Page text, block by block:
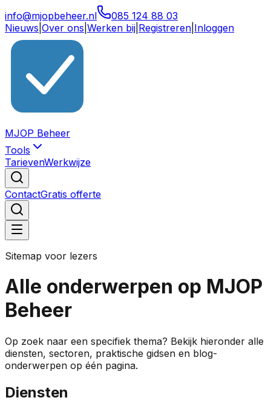
info@mjopbeheer.nl
085 124 88 03
Nieuws Over ons Werken bij Registreren Inloggen
MJOP Beheer
Tools
TarievenWerkwijze
ContactGratis offerte
Sitemap voor lezers
Alle onderwerpen op MJOP
Beheer
Op zoek naar een specifiek thema? Bekijk hieronder alle
diensten, sectoren, praktische gidsen en blog-
onderwerpen op één pagina.
Diensten